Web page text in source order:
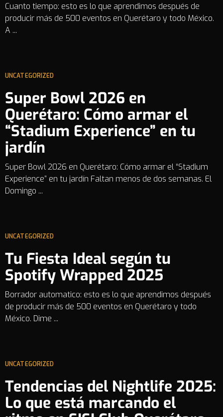
Cuanto tiempo: esto es lo que aprendimos después de
producir más de 500 eventos en Querétaro y todo México.
A ...
UNCATEGORIZED
Super Bowl 2026 en
Querétaro: Cómo armar el
“Stadium Experience” en tu
jardín
Super Bowl 2026 en Querétaro: Cómo armar el “Stadium
Experience” en tu jardín Faltan menos de dos semanas. El
Domingo ...
UNCATEGORIZED
Tu Fiesta Ideal según tu
Spotify Wrapped 2025
Borrador automatico: esto es lo que aprendimos después
de producir más de 500 eventos en Querétaro y todo
México. Dime ...
UNCATEGORIZED
Tendencias del Nightlife 2025:
Lo que está marcando el